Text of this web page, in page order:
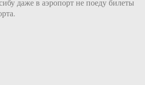
даже в аэропорт не поеду билеты